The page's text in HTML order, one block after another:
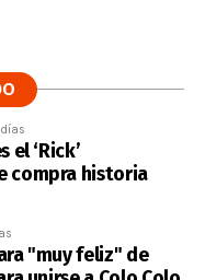
el ‘Rick’
compra historia
"muy feliz" de